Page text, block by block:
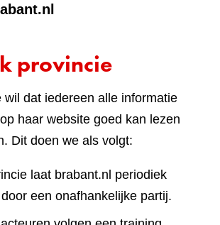
provincie
wil dat iedereen alle informatie
haar website goed kan lezen
Dit doen we als volgt:
laat brabant.nl periodiek
een onafhankelijke partij.